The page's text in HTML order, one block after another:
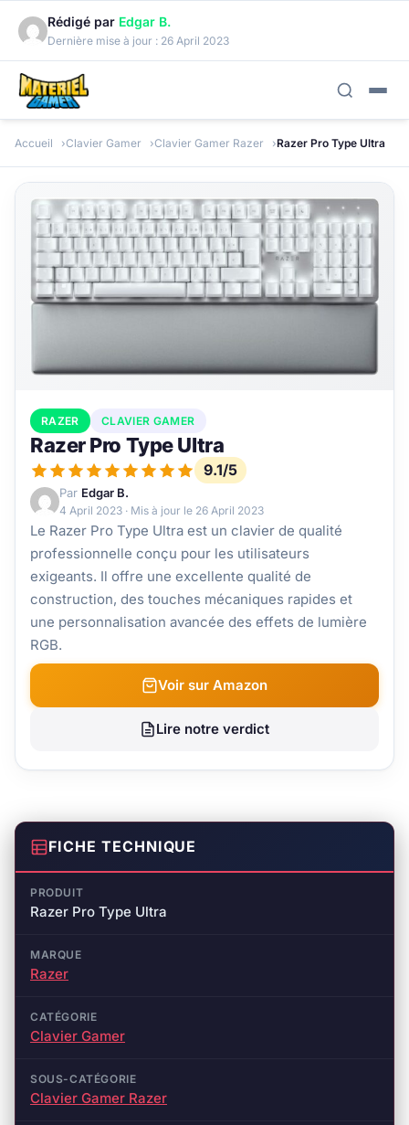
Rédigé par Edgar B.
Dernière mise à jour : 26 April 2023
Accueil Clavier Gamer Clavier Gamer Razer Razer Pro Type Ultra
RAZER CLAVIER GAMER
Razer Pro Type Ultra
9.1/5
Par Edgar B.
4 April 2023 · Mis à jour le 26 April 2023
Le Razer Pro Type Ultra est un clavier de qualité
professionnelle conçu pour les utilisateurs
exigeants. Il offre une excellente qualité de
construction, des touches mécaniques rapides et
une personnalisation avancée des effets de lumière
RGB.
Voir sur Amazon
Lire notre verdict
FICHE TECHNIQUE
PRODUIT
Razer Pro Type Ultra
MARQUE
Razer
CATÉGORIE
Clavier Gamer
SOUS-CATÉGORIE
Clavier Gamer Razer